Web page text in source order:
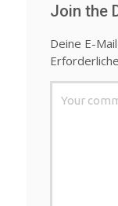
Join the
Deine E-